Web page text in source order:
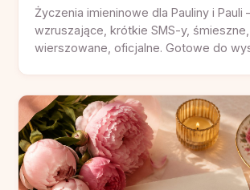
Życzenia imieninowe dla Pauliny i
wzruszające, krótkie SMS-y, śmieszne,
wierszowane, oficjalne. Gotowe do